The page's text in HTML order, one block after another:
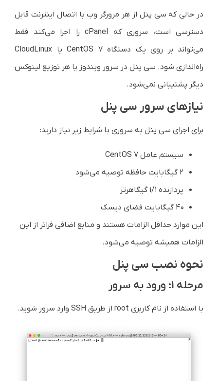
در حالی که سی پنل از هر مرورگر وب با اتصال اینترنت قابل
دسترسی است، سروری که cPanel را اجرا می‌کند فقط
می‌تواند بر روی یک دستگاه CentOS 7 یا CloudLinux
راه‌اندازی شود. سی پنل در سرور ویندوز یا هر توزیع لینوکس
دیگر پشتیبانی نمی‌شود.
نیازهای سرور سی پنل
برای اجرای سی پنل به سروری با شرایط زیر نیاز دارید:
سیستم عامل CentOS 7
پردازنده ۱/۱ گیگاهرتز
۴۰ گیگابایت فضای دیسک
این موارد حداقل الزامات هستند و منابع اضافی فراتر از این
الزامات همیشه توصیه می‌شود.
نحوه نصب سی پنل
مرحله ۱: ورود به سرور
با استفاده از نام کاربری root از طریق SSH وارد سرور شوید.